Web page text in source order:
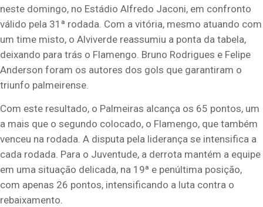
neste domingo, no Estádio Alfredo Jaconi, em confronto
válido pela 31ª rodada. Com a vitória, mesmo atuando com
um time misto, o Alviverde reassumiu a ponta da tabela,
deixando para trás o Flamengo. Bruno Rodrigues e Felipe
Anderson foram os autores dos gols que garantiram o
triunfo palmeirense.
Com este resultado, o Palmeiras alcança os 65 pontos, um
a mais que o segundo colocado, o Flamengo, que também
venceu na rodada. A disputa pela liderança se intensifica a
cada rodada. Para o Juventude, a derrota mantém a equipe
em uma situação delicada, na 19ª e penúltima posição,
com apenas 26 pontos, intensificando a luta contra o
rebaixamento.